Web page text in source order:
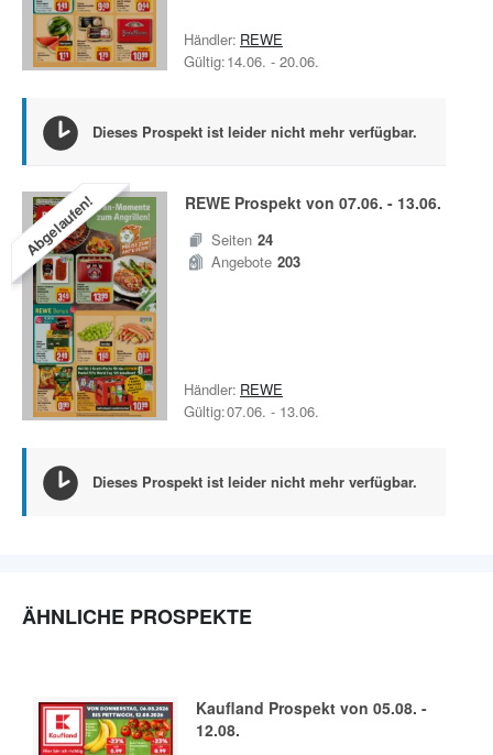
Gültig:14.06. - 20.06.
Händler: REWE
Dieses Prospekt ist leider nicht mehr verfügbar.
Abgelaufen! REWE Prospekt von 07.06. - 13.06.
Seiten 24
Angebote 203
Gültig:07.06. - 13.06.
Händler: REWE
Dieses Prospekt ist leider nicht mehr verfügbar.
ÄHNLICHE PROSPEKTE
Kaufland Prospekt von 05.08. -
12.08.